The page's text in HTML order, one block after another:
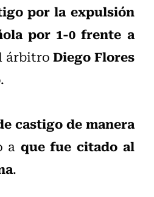
por la expulsión
por 1-0 frente a
árbitroDiego Flores
.
castigo de manera
a que fue citado al
.